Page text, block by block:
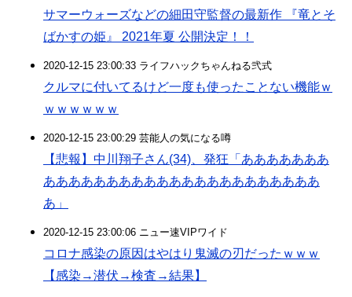
サマーウォーズなどの細田守監督の最新作 『竜とそ
ばかすの姫』 2021年夏 公開決定！！
2020-12-15 23:00:33 ライフハックちゃんねる弐式
クルマに付いてるけど一度も使ったことない機能ｗ
ｗｗｗｗｗｗ
2020-12-15 23:00:29 芸能人の気になる噂
【悲報】中川翔子さん(34)、発狂「あああああああ
ああああああああああああああああああああああ
あ」
2020-12-15 23:00:06 ニュー速VIPワイド
コロナ感染の原因はやはり鬼滅の刃だったｗｗｗ
【感染→潜伏→検査→結果】